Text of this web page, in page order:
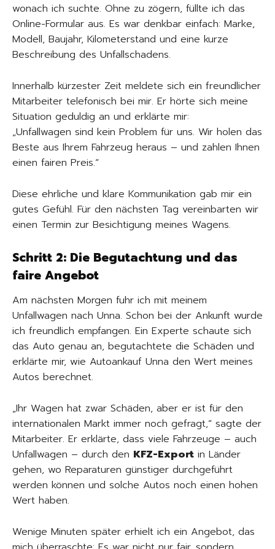
wonach ich suchte. Ohne zu zögern, füllte ich das
Online-Formular aus. Es war denkbar einfach: Marke,
Modell, Baujahr, Kilometerstand und eine kurze
Beschreibung des Unfallschadens.
Innerhalb kürzester Zeit meldete sich ein freundlicher
Mitarbeiter telefonisch bei mir. Er hörte sich meine
Situation geduldig an und erklärte mir:
„Unfallwagen sind kein Problem für uns. Wir holen das
Beste aus Ihrem Fahrzeug heraus – und zahlen Ihnen
einen fairen Preis.“
Diese ehrliche und klare Kommunikation gab mir ein
gutes Gefühl. Für den nächsten Tag vereinbarten wir
einen Termin zur Besichtigung meines Wagens.
Schritt 2: Die Begutachtung und das
faire Angebot
Am nächsten Morgen fuhr ich mit meinem
Unfallwagen nach Unna. Schon bei der Ankunft wurde
ich freundlich empfangen. Ein Experte schaute sich
das Auto genau an, begutachtete die Schäden und
erklärte mir, wie Autoankauf Unna den Wert meines
Autos berechnet.
„Ihr Wagen hat zwar Schäden, aber er ist für den
internationalen Markt immer noch gefragt,“ sagte der
Mitarbeiter. Er erklärte, dass viele Fahrzeuge – auch
Unfallwagen – durch den KFZ-Export in Länder
gehen, wo Reparaturen günstiger durchgeführt
werden können und solche Autos noch einen hohen
Wert haben.
Wenige Minuten später erhielt ich ein Angebot, das